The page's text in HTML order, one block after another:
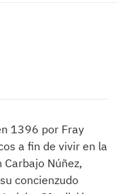
1396 por Fray
a fin de vivir en la
Núñez,
concienzudo